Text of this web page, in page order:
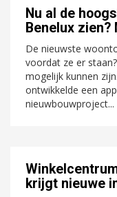
Nu al de
Benelux
De nieuwste
voordat ze er
mogelijk kunnen
ontwikkelde een
nieuwbouwproject...
krijgt nieuwe